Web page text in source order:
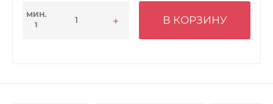
МИН.
1
В КОРЗИНУ